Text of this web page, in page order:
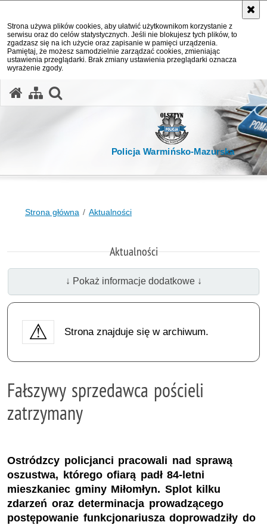
Strona używa plików cookies, aby ułatwić użytkownikom korzystanie z
serwisu oraz do celów statystycznych. Jeśli nie blokujesz tych plików, to
zgadzasz się na ich użycie oraz zapisanie w pamięci urządzenia.
Pamiętaj, że możesz samodzielnie zarządzać cookies, zmieniając
ustawienia przeglądarki. Brak zmiany ustawienia przeglądarki oznacza
wyrażenie zgody.
Policja Warmińsko-Mazurska
Strona główna Aktualności
Aktualności
↓ Pokaż informacje dodatkowe ↓
Strona znajduje się w archiwum.
Fałszywy sprzedawca pościeli
zatrzymany
Ostródzcy policjanci pracowali nad sprawą
oszustwa, którego ofiarą padł 84-letni
mieszkaniec gminy Miłomłyn. Splot kilku
zdarzeń oraz determinacja prowadzącego
postępowanie funkcjonariusza doprowadziły do